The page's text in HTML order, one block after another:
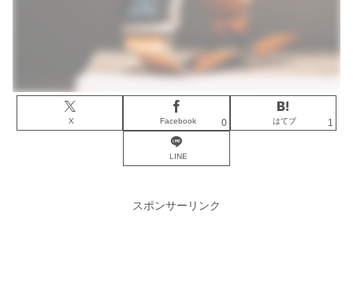
X Facebook 0 はてブ 1
LINE
スポンサーリンク